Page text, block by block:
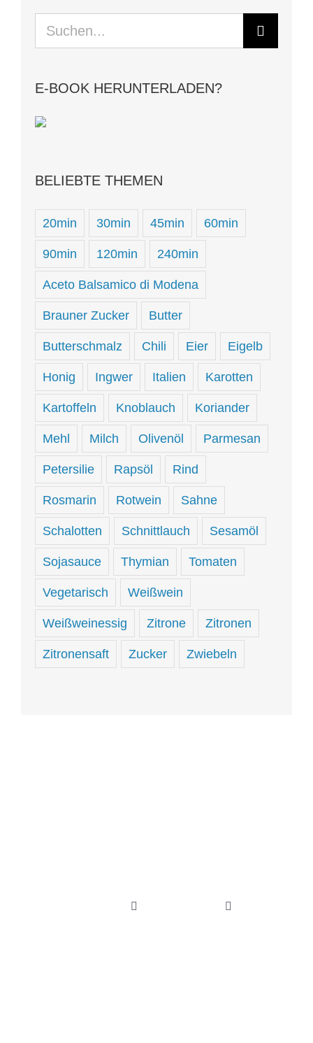
Suche
nach:
E-BOOK HERUNTERLADEN?
BELIEBTE THEMEN
20min 30min 45min 60min
90min 120min 240min
Aceto Balsamico di Modena
Brauner Zucker Butter
Butterschmalz Chili Eier Eigelb
Honig Ingwer Italien Karotten
Kartoffeln Knoblauch Koriander
Mehl Milch Olivenöl Parmesan
Petersilie Rapsöl Rind
Rosmarin Rotwein Sahne
Schalotten Schnittlauch Sesamöl
Sojasauce Thymian Tomaten
Vegetarisch Weißwein
Weißweinessig Zitrone Zitronen
Zitronensaft Zucker Zwiebeln
Toggle
Toggle